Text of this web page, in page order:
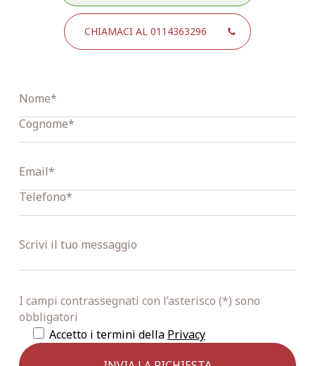
CHIAMACI AL 0114363296
I campi contrassegnati con l’asterisco (*) sono
obbligatori
Accetto i termini della Privacy